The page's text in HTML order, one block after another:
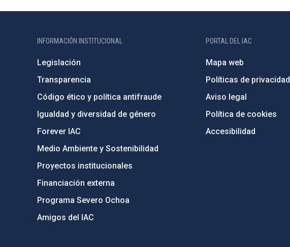
INFORMACIÓN INSTITUCIONAL
Legislación
Transparencia
Código ético y política antifraude
Igualdad y diversidad de género
Forever IAC
Medio Ambiente y Sostenibilidad
Proyectos institucionales
Financiación externa
Programa Severo Ochoa
Amigos del IAC
PORTAL DEL IAC
Mapa web
Políticas de privacidad
Aviso legal
Política de cookies
Accesibilidad